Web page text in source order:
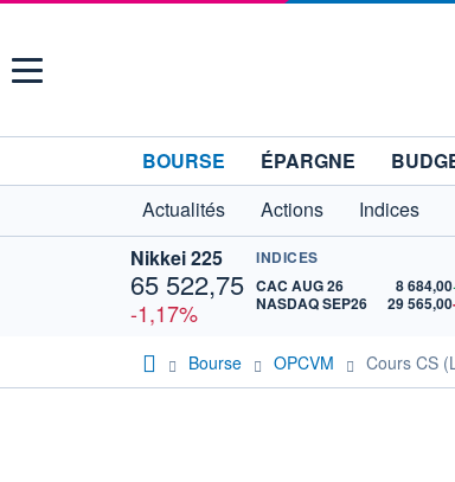
Menu
BOURSE ÉPARGNE
Actualités
Actions Indices
Nikkei 225
65 522,75
-1,17%
INDICES
CAC AUG 26
8 684,00
NASDAQ SEP26
29 565,00
Bourse OPCVM Cours CS